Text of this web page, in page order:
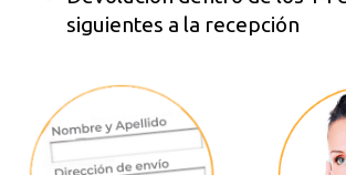
siguientes a la recepción